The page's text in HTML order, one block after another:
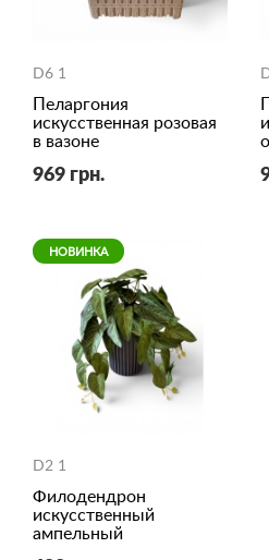
D6 1
Пеларгония
искусственная розовая
в вазоне
969 грн.
НОВИНКА
D2 1
Филодендрон
искусственный
ампельный